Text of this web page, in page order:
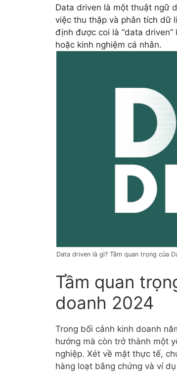
Data driven là một thuật ngữ
việc thu thập và phân tích dữ
định được coi là “data
hoặc kinh nghiệm cá nhân.
Data driven là gì? Tầm quan trọng của
Tầm quan
doanh 2024
Trong bối cảnh kinh doanh
hướng mà còn trở thành một
nghiệp. Xét về mặt thực tế,
hàng loạt bằng chứng và ví